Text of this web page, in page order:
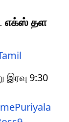
எக்ஸ் தள
இரவு 9:30